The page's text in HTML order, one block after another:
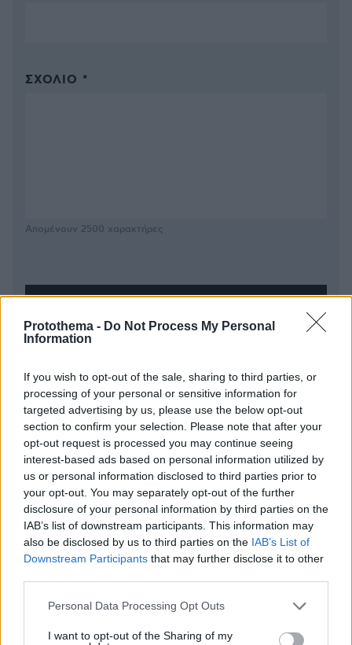
Protothema - Do Not Process My Personal
Information
If you wish to opt-out of the sale, sharing to third parties, or
processing of your personal or sensitive information for
targeted advertising by us, please use the below opt-out
section to confirm your selection. Please note that after your
opt-out request is processed you may continue seeing
interest-based ads based on personal information utilized by
us or personal information disclosed to third parties prior to
your opt-out. You may separately opt-out of the further
disclosure of your personal information by third parties on the
IAB’s list of downstream participants. This information may
also be disclosed by us to third parties on the IAB’s List of
Downstream Participants that may further disclose it to other
Please note that this website/app uses one or more Google
not limited to your visit or usage behaviour. You may click to
Personal Data Processing Opt Outs
I want to opt-out of the Sharing of my
ΣΧΌΛΙΟ *
Απομένουν 2500 χαρακτήρες
ΡΟΗ ΕΙΔΗΣΕΩΝ
Ειδήσεις Δημοφιλή Σχολιασμένα
Ρωσικά πλήγματα σε Κίεβο και Μπροβαρί: Τρεις νεκροί,
ανάμεσά τους ένα παιδί
πριν 41 λεπτά
στο Τορόντο
08.08.2026, 03:37
Ο Κούτσιας πέτυχε το πρώτο γκολ της φετινής Primeira
08.08.2026, 03:31